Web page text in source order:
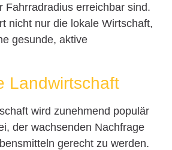
Fahrradradius erreichbar sind.
nicht nur die lokale Wirtschaft,
gesunde, aktive
Landwirtschaft
wird zunehmend populär
der wachsenden Nachfrage
gerecht zu werden.